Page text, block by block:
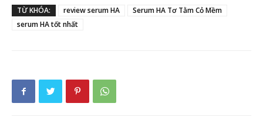
TỪ KHÓA: review serum HA
Serum HA Tơ Tằm Cỏ Mềm
serum HA tốt nhất